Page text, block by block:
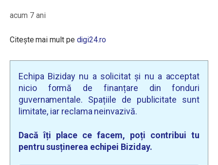
acum 7 ani
Citește mai mult pe digi24.ro
Echipa Biziday nu a solicitat și nu a acceptat
nicio formă de finanțare din fonduri
guvernamentale. Spațiile de publicitate sunt
limitate, iar reclama neinvazivă.
Dacă îți place ce facem, poți contribui tu
pentru susținerea echipei Biziday.